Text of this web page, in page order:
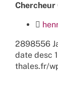
Chercheur
2898556
date desc
thales.fr/